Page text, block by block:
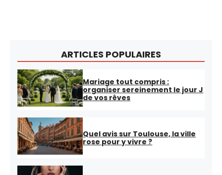
ARTICLES POPULAIRES
Mariage tout compris :
organiser sereinement le jour J
de vos rêves
Quel avis sur Toulouse, la ville
rose pour y vivre ?